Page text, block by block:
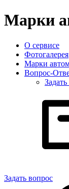
Марки
О сервисе
Фотогалерея
Марки
Вопрос-
Задать вопрос